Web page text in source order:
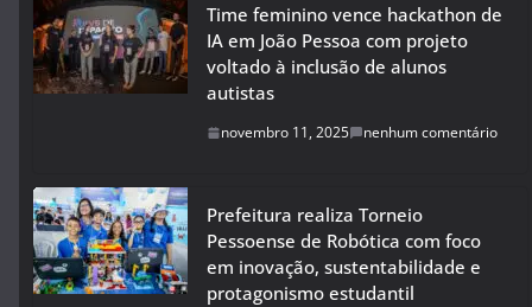
Time feminino vence hackathon de
IA em João Pessoa com projeto
voltado à inclusão de alunos
autistas
novembro 11, 2025 nenhum comentário
Prefeitura realiza Torneio
Pessoense de Robótica com foco
em inovação, sustentabilidade e
protagonismo estudantil